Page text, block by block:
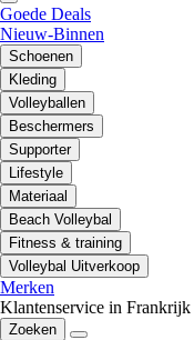
Goede Deals
Nieuw-Binnen
Schoenen
Kleding
Volleyballen
Beschermers
Supporter
Lifestyle
Materiaal
Beach Volleybal
Fitness & training
Volleybal Uitverkoop
Merken
Klantenservice in Frankrijk
Zoeken